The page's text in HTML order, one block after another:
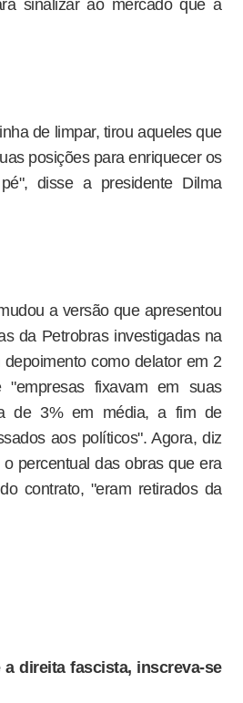
sinalizar ao mercado que a
de limpar, tirou aqueles que
posições para enriquecer os
disse a presidente Dilma
a versão que apresentou
da Petrobras investigadas na
como delator em 2
fixavam em suas
de 3% em média, a fim de
aos políticos". Agora, diz
percentual das obras que era
contrato, "eram retirados da
direita fascista, inscreva-se